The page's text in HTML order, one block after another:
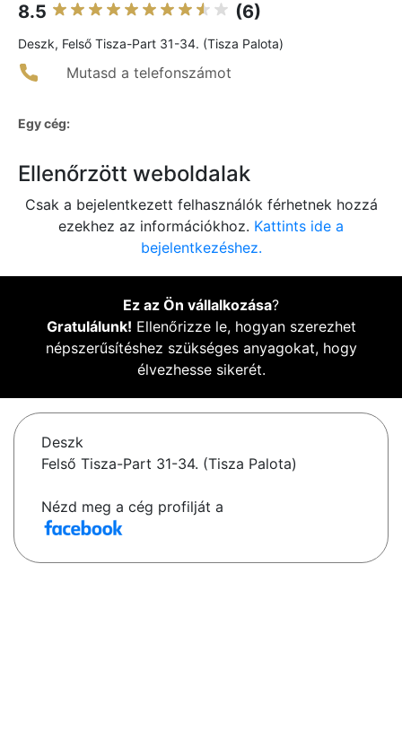
8.5 (6)
Deszk, Felső Tisza-Part 31-34. (Tisza Palota)
Mutasd a telefonszámot
Egy cég:
Ellenőrzött weboldalak
Csak a bejelentkezett felhasználók férhetnek hozzá
ezekhez az információkhoz. Kattints ide a
bejelentkezéshez.
Ez az Ön vállalkozása?
Gratulálunk! Ellenőrizze le, hogyan szerezhet
népszerűsítéshez szükséges anyagokat, hogy
élvezhesse sikerét.
Deszk
Felső Tisza-Part 31-34. (Tisza Palota)
Nézd meg a cég profilját a